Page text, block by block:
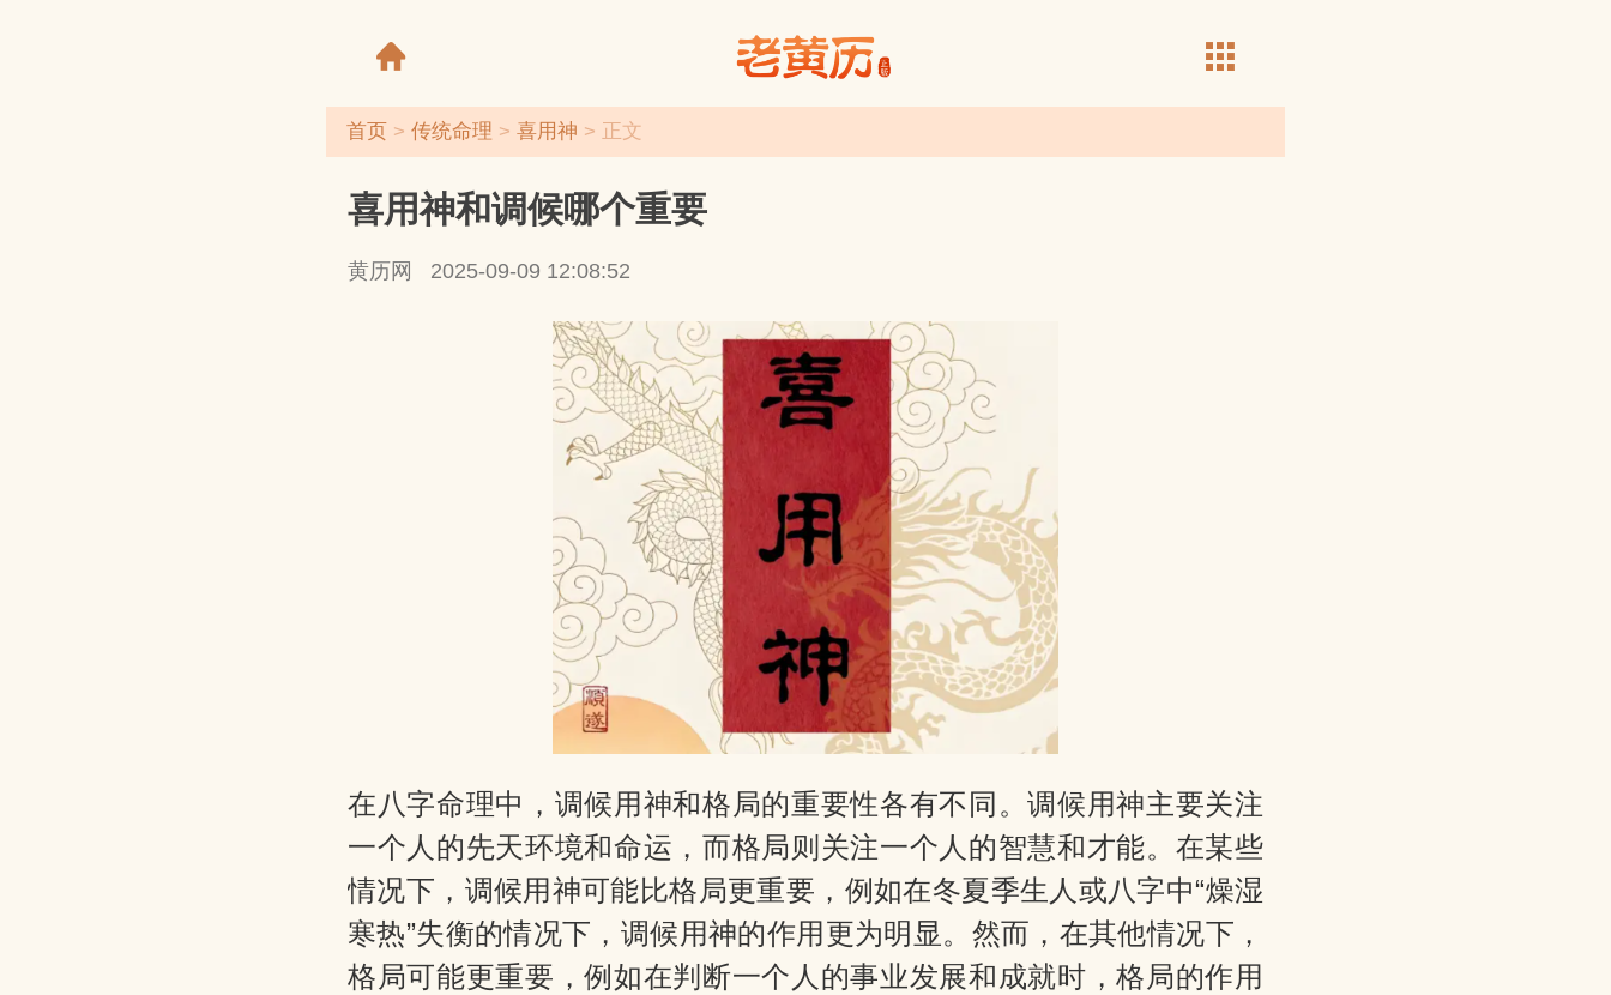
网
首页> 传统命理 > 喜用神 > 正文
喜用神和调候哪个重要
黄历网 2025-09-09 12:08:52
在八字命理中，调候用神和格局的重要性各有不同。调候用神主要关注
一个人的先天环境和命运，而格局则关注一个人的智慧和才能。在某些
情况下，调候用神可能比格局更重要，例如在冬夏季生人或八字中“燥湿
寒热”失衡的情况下，调候用神的作用更为明显。然而，在其他情况下，
格局可能更重要，例如在判断一个人的事业发展和成就时，格局的作用